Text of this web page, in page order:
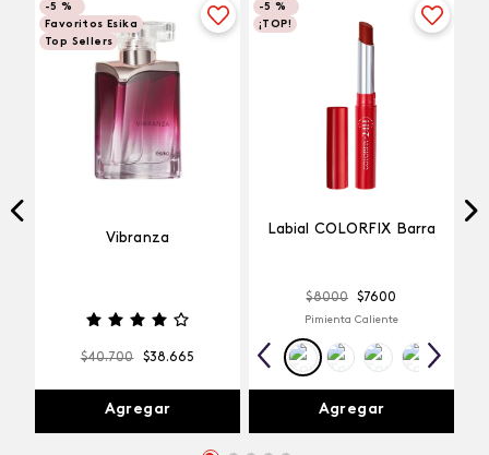
-5 %
Favoritos Esika
Top Sellers
Vibranza
$40.700 $38.665
Agregar
-5 %
¡TOP!
Labial COLORFIX Barra
$8000 $7600
Pimienta Caliente
Agregar